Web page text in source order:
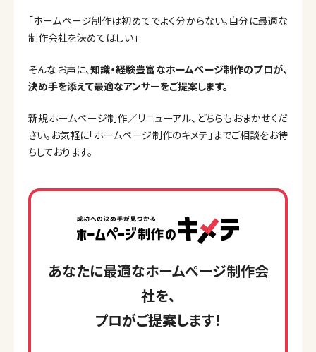
「ホームページ制作は初めてでよく分からない。自分に最適な
制作会社を決めてほしい」
そんなお声に、知識・経験豊富なホームページ制作のプロが、
決め手を添えて最適なアンサーをご提案します。
新規ホームページ制作／リニューアル、どちらもおまかせくだ
さい。お気軽に「ホームページ制作のキメテ」までご相談をお待
ちしております。
あなたに最適なホームページ制作会
社を、
プロがご提案します！